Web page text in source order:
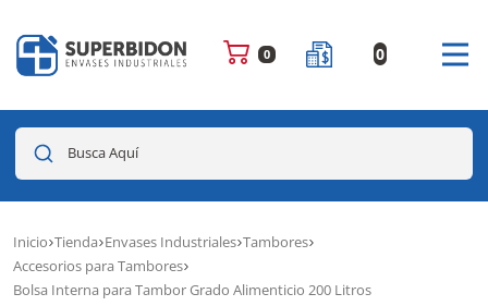
0 0
Busca Aquí
Inicio Tienda Envases Industriales Tambores
Accesorios para Tambores
Bolsa Interna para Tambor Grado Alimenticio 200 Litros